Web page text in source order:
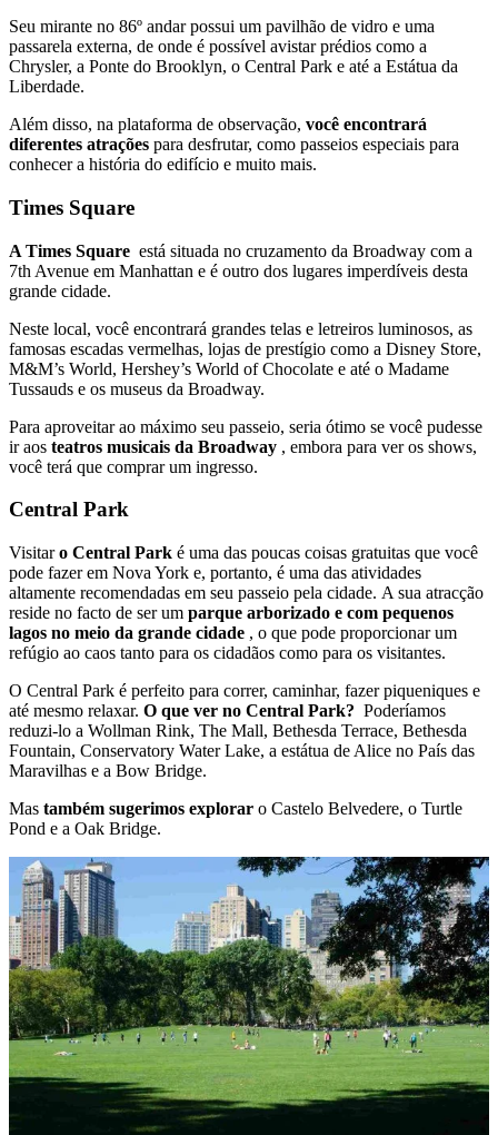
Seu mirante no 86º andar possui um pavilhão de vidro e uma
passarela externa, de onde é possível avistar prédios como a
Chrysler, a Ponte do Brooklyn, o Central Park e até a Estátua da
Liberdade.
Além disso, na plataforma de observação, você encontrará
diferentes atrações para desfrutar, como passeios especiais para
conhecer a história do edifício e muito mais.
Times Square
A Times Square está situada no cruzamento da Broadway com a
7th Avenue em Manhattan e é outro dos lugares imperdíveis desta
grande cidade.
Neste local, você encontrará grandes telas e letreiros luminosos, as
famosas escadas vermelhas, lojas de prestígio como a Disney Store,
M&M’s World, Hershey’s World of Chocolate e até o Madame
Tussauds e os museus da Broadway.
Para aproveitar ao máximo seu passeio, seria ótimo se você pudesse
ir aos teatros musicais da Broadway , embora para ver os shows,
você terá que comprar um ingresso.
Central Park
Visitaro Central Park é uma das poucas coisas gratuitas que você
pode fazer em Nova York e, portanto, é uma das atividades
altamente recomendadas em seu passeio pela cidade. A sua atracção
reside no facto de ser um parque arborizado e com pequenos
lagos no meio da grande cidade , o que pode proporcionar um
refúgio ao caos tanto para os cidadãos como para os visitantes.
O Central Park é perfeito para correr, caminhar, fazer piqueniques e
até mesmo relaxar. O que ver no Central Park? Poderíamos
reduzi-lo a Wollman Rink, The Mall, Bethesda Terrace, Bethesda
Fountain, Conservatory Water Lake, a estátua de Alice no País das
Maravilhas e a Bow Bridge.
Mas também sugerimos explorar o Castelo Belvedere, o Turtle
Pond e a Oak Bridge.